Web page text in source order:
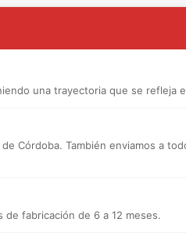
una trayectoria que se refleja
Córdoba. También enviamos a
fabricación de 6 a 12 meses.